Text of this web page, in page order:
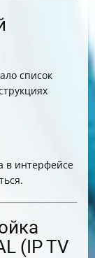
список
в интерфейсе
(IP TV